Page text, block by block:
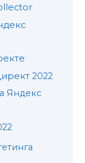
2022
Яндекс